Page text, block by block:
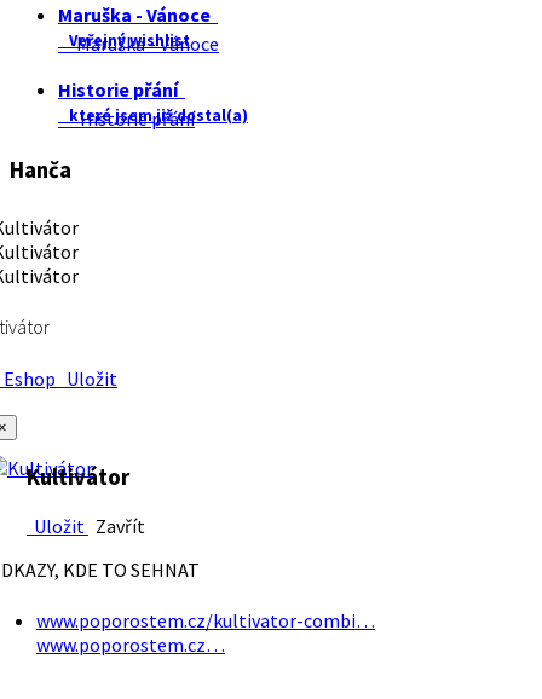
Maruška - Vánoce
Veřejný wishlist
Maruška - Vánoce
Historie přání
které jsem již dostal(a)
Historie přání
Hanča
Uložit
Kultivátor
Uložit Zavřít
KDE TO SEHNAT
www.poporostem.cz/kultivator-combi…
www.poporostem.cz…